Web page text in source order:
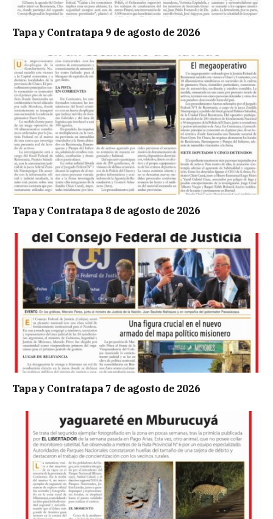
Tapa y Contratapa 9 de agosto de 2026
Tapa y Contratapa 8 de agosto de 2026
Tapa y Contratapa 7 de agosto de 2026